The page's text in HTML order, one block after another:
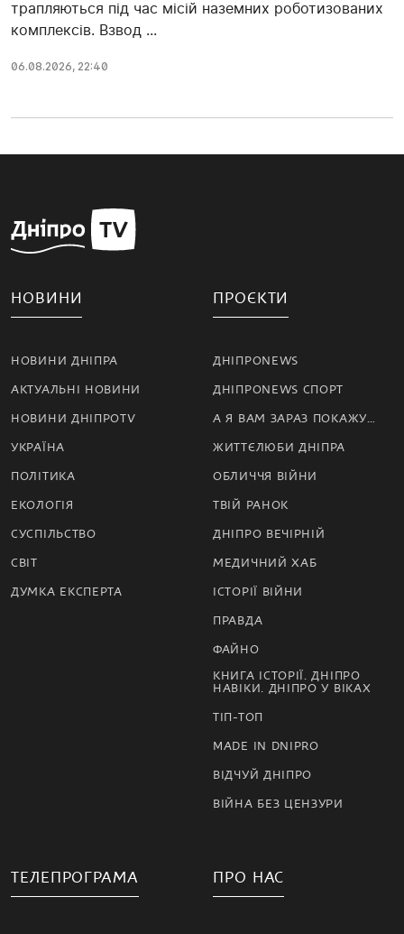
трапляються під час місій наземних роботизованих
комплексів. Взвод ...
06.08.2026, 22:40
НОВИНИ
НОВИНИ ДНІПРА
АКТУАЛЬНІ НОВИНИ
НОВИНИ ДНІПРОTV
УКРАЇНА
ПОЛІТИКА
ЕКОЛОГІЯ
СУСПІЛЬСТВО
СВІТ
ДУМКА ЕКСПЕРТА
ПРОЄКТИ
ДНІПРОNEWS
ДНІПРОNEWS СПОРТ
А Я ВАМ ЗАРАЗ ПОКАЖУ…
ЖИТТЄЛЮБИ ДНІПРА
ОБЛИЧЧЯ ВІЙНИ
ТВІЙ РАНОК
ДНІПРО ВЕЧІРНІЙ
МЕДИЧНИЙ ХАБ
ІСТОРІЇ ВІЙНИ
ПРАВДА
ФАЙНО
КНИГА ІСТОРІЇ. ДНІПРО
НАВІКИ. ДНІПРО У ВІКАХ
ТІП-ТОП
MADE IN DNIPRO
ВІДЧУЙ ДНІПРО
ВІЙНА БЕЗ ЦЕНЗУРИ
ТЕЛЕПРОГРАМА ПРО НАС